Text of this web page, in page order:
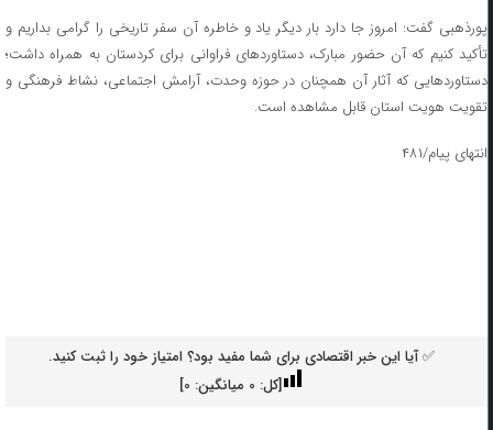
پورذهبی گفت: امروز جا دارد بار دیگر یاد و خاطره آن سفر تاریخی را گرامی بداریم و
تأکید کنیم که آن حضور مبارک، دستاوردهای فراوانی برای کردستان به همراه داشت؛
دستاوردهایی که آثار آن همچنان در حوزه وحدت، آرامش اجتماعی، نشاط فرهنگی و
تقویت هویت استان قابل مشاهده است.
انتهای پیام/۴۸۱
✅ آیا این خبر اقتصادی برای شما مفید بود؟ امتیاز خود را ثبت کنید.
[کل: 0میانگین: 0
]